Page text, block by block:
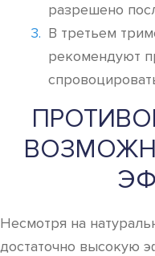
разрешено
В третьем
рекомендуют
Несмотря на
достаточно высокую